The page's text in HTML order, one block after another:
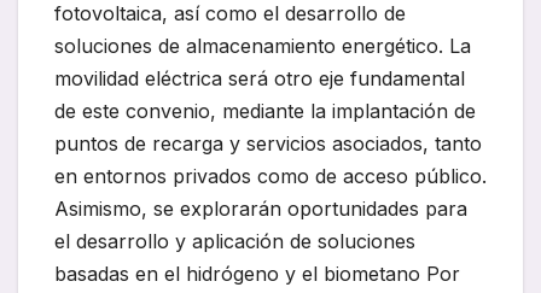
fotovoltaica, así como el desarrollo de
soluciones de almacenamiento energético. La
movilidad eléctrica será otro eje fundamental
de este convenio, mediante la implantación de
puntos de recarga y servicios asociados, tanto
en entornos privados como de acceso público.
Asimismo, se explorarán oportunidades para
el desarrollo y aplicación de soluciones
basadas en el hidrógeno y el biometano Por